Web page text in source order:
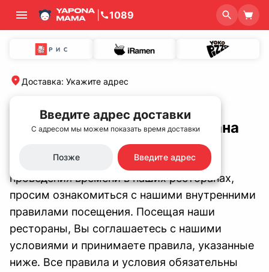
1089
Доставка: Укажите адрес
Правила посещения ресторана
В целях комфортного и безопасного
проведения времени в наших ресторанах,
просим ознакомиться с нашими внутренними
правилами посещения. Посещая наши
рестораны, Вы соглашаетесь с нашими
условиями и принимаете правила, указанные
ниже. Все правила и условия обязательны
Введите адрес доставки
С адресом мы можем показать время доставки
Позже Введите адрес